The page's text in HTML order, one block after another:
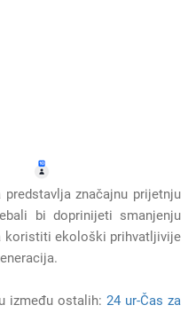
značajnu prijetnju
bi doprinijeti smanjenju
koristiti ekološki prihvatljivije
između ostalih: 24 ur-Čas za